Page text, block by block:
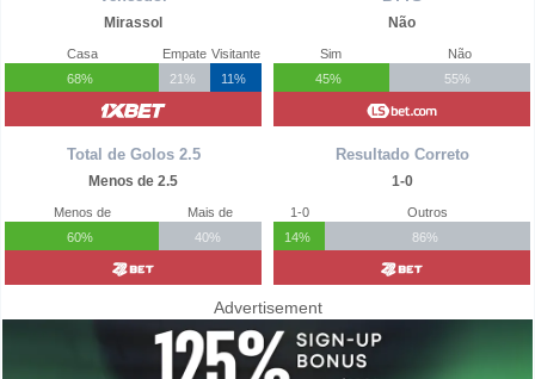
Mirassol
Casa
68%
Empate
21%
Visitante
11%
Total de Golos 2.5
Menos de 2.5
Menos de
60%
Mais de
40%
Não
Sim
45%
Não
55%
Resultado Correto
1-0
1-0
14%
Outros
86%
Advertisement